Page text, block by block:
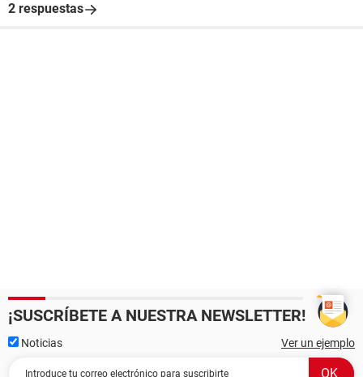
2 respuestas
¡SUSCRÍBETE A NUESTRA NEWSLETTER!
Noticias Ver un ejemplo